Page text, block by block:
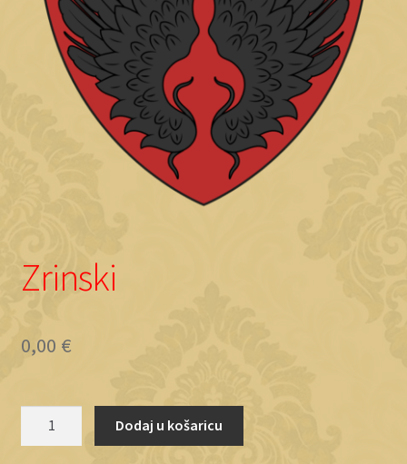
Objave
Zrinski
0,00 €
Dodaj u košaricu